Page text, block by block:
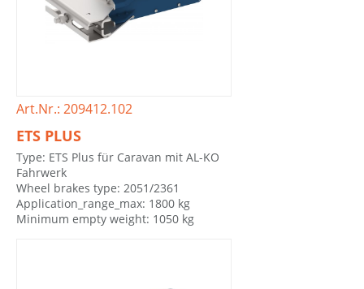
Art.Nr.: 209412.102
ETS PLUS
Type: ETS Plus für Caravan mit AL-KO
Fahrwerk
Wheel brakes type: 2051/2361
Application_range_max: 1800 kg
Minimum empty weight: 1050 kg